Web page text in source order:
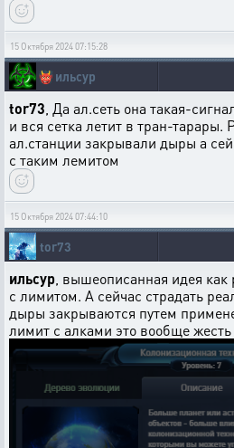
15 Октября 2024 07:15:28
👹 ильсур
tor73 , Да ал.сеть она такая-
и вся сетка летит в тран-
ал.станции закрывали дыры а
с таким лемитом
15 Октября 2024 07:44:10
tor73
ильсур , вышеописанная идея
с лимитом. А сейчас страдать
дыры закрываются путем
лимит с алками это вообще жесть